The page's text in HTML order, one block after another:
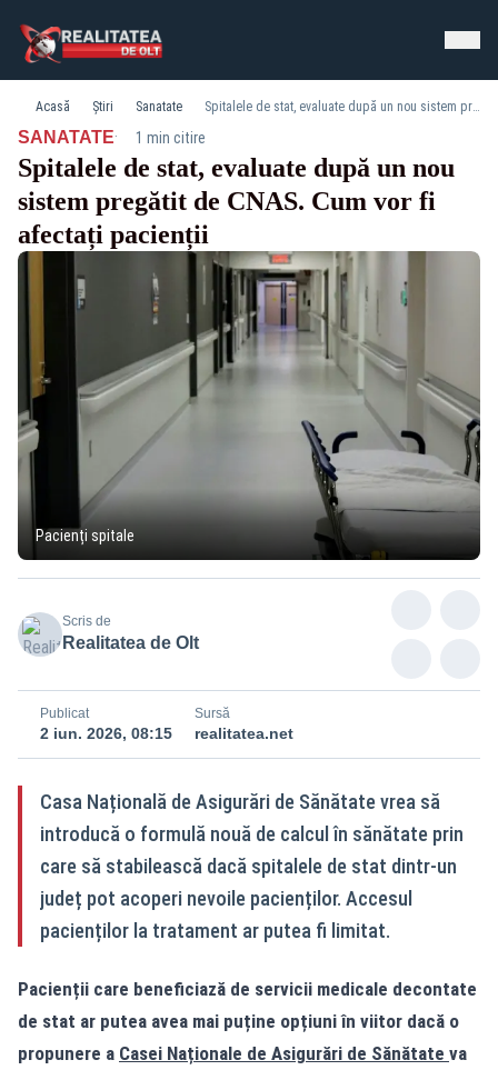
Acasă Știri Sanatate Spitalele de stat, evaluate după un nou sistem pregătit de CNAS. Cum vor fi afectați pacienții
SANATATE· 1 min citire
Spitalele de stat, evaluate după un nou
sistem pregătit de CNAS. Cum vor fi
afectați pacienții
Pacienți spitale
Scris de
Realitatea de Olt
Publicat
2 iun. 2026, 08:15
Sursă
realitatea.net
Casa Națională de Asigurări de Sănătate vrea să
introducă o formulă nouă de calcul în sănătate prin
care să stabilească dacă spitalele de stat dintr-un
județ pot acoperi nevoile pacienților. Accesul
pacienților la tratament ar putea fi limitat.
Pacienții care beneficiază de servicii medicale decontate
de stat ar putea avea mai puține opțiuni în viitor dacă o
propunere a Casei Naționale de Asigurări de Sănătate va